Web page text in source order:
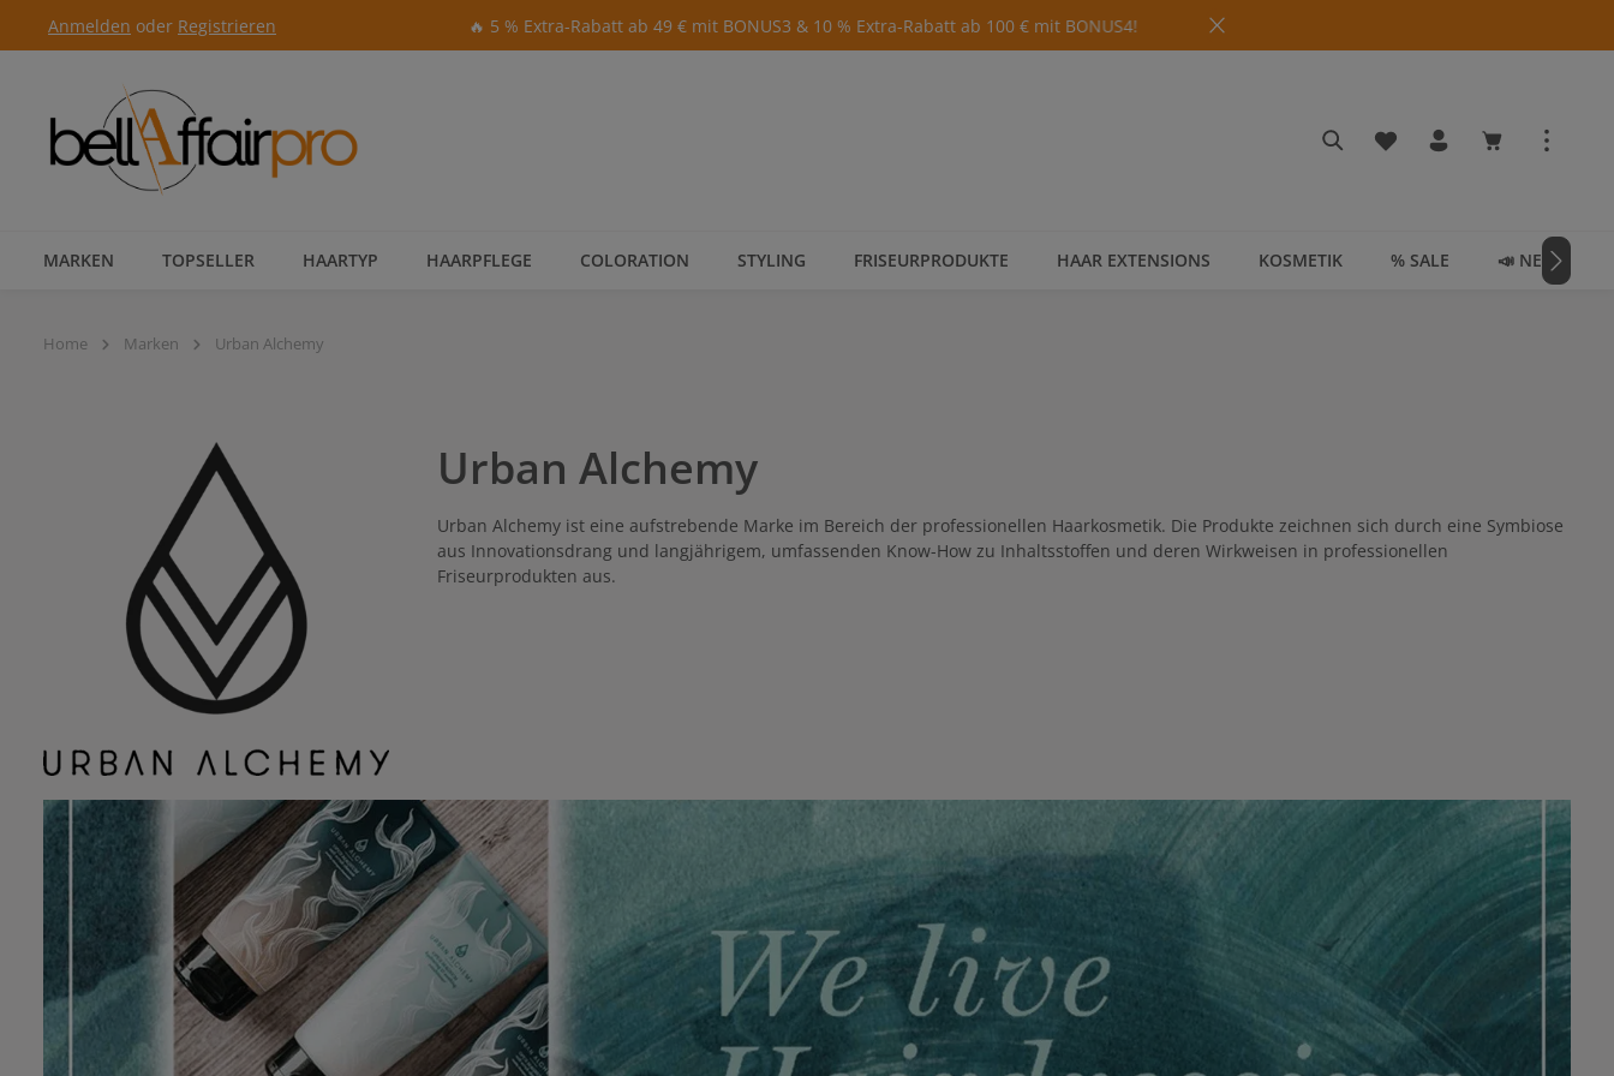
Hauptnavigation springen
Anmelden oder Registrieren 🔥 5 % Extra-Rabatt ab 49 € mit BONUS3 & 10 % Extra-Rabatt ab 100 € mit BONUS4!
Du hast 0 Produkte auf
Warenkorb
MARKEN TOPSELLER HAARTYP HAARPFLEGE COLORATION STYLING FRISEURPRODUKTE HAAR EXTENSIONS KOSMETIK % SALE 📣 NEWS &
Home Marken Urban Alchemy
Urban Alchemy
Urban Alchemy ist eine aufstrebende Marke im Bereich der professionellen Haarkosmetik. Die Produkte zeichnen sich durch eine Symbiose
aus Innovationsdrang und langjährigem, umfassenden Know-How zu Inhaltsstoffen und deren Wirkweisen in professionellen
Friseurprodukten aus.